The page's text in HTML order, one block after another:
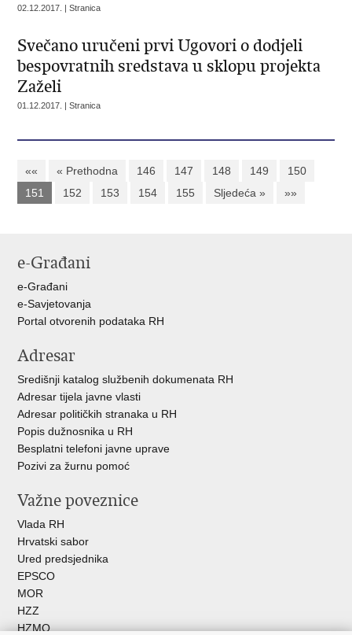
02.12.2017. | Stranica
Svečano uručeni prvi Ugovori o dodjeli
bespovratnih sredstava u sklopu projekta
Zaželi
01.12.2017. | Stranica
«« « Prethodna 146 147 148 149
150
151
152 153 154 155 Sljedeća » »»
e-Građani
e-Građani
e-Savjetovanja
Portal otvorenih podataka RH
Adresar
Središnji katalog službenih dokumenata RH
Adresar tijela javne vlasti
Adresar političkih stranaka u RH
Popis dužnosnika u RH
Besplatni telefoni javne uprave
Pozivi za žurnu pomoć
Važne poveznice
Vlada RH
Hrvatski sabor
Ured predsjednika
EPSCO
MOR
HZZ
HZMO